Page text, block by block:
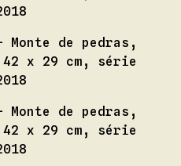
de pedras,
42 x 29 cm, série
de pedras,
42 x 29 cm, série